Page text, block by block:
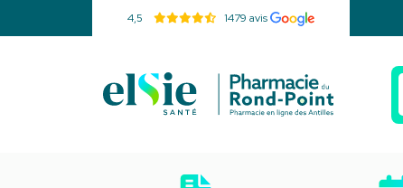
4,5 1479 avis